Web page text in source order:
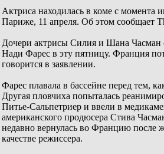
Актриса находилась в коме с
Париже, 11 апреля. Об этом сообщает
Дочери актрисы Силия и Шана Часман
Нади Фарес в эту пятницу. Франция
говорится в заявлении.
Фарес плавала в бассейне перед тем,
Другая пловчиха попыталась
Питье-Сальпетриер и ввели в
американского продюсера Стива
недавно вернулась во Францию
качестве режиссера.